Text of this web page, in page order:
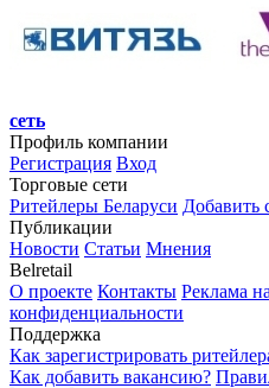
сеть
Профиль компании
Регистрация Вход
Торговые сети
Ритейлеры Беларуси Добавить
Публикации
Новости Статьи Мнения
Belretail
О проекте Контакты Реклама
конфиденциальности
Поддержка
Как зарегистрировать
Как добавить вакансию?